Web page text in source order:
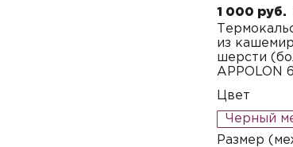
1 000 руб.
из
шерсти
APPOLON
Цвет
Черный
Размер